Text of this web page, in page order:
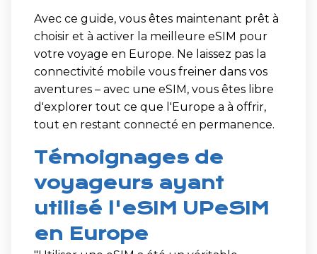
Avec ce guide, vous êtes maintenant prêt à
choisir et à activer la meilleure eSIM pour
votre voyage en Europe. Ne laissez pas la
connectivité mobile vous freiner dans vos
aventures – avec une eSIM, vous êtes libre
d'explorer tout ce que l'Europe a à offrir,
tout en restant connecté en permanence.
Témoignages de
voyageurs ayant
utilisé l'eSIM UPeSIM
en Europe